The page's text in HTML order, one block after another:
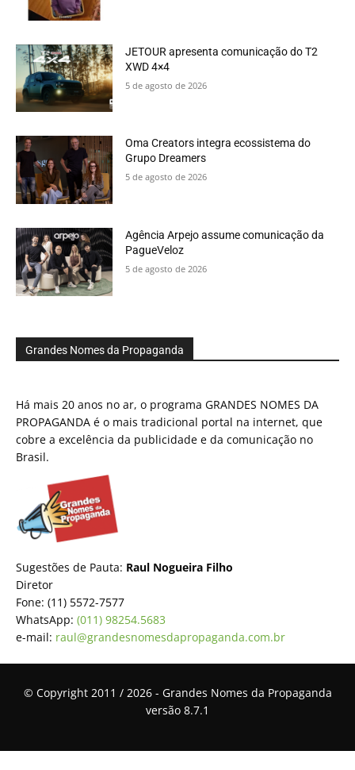
JETOUR apresenta comunicação do T2
XWD 4×4
5 de agosto de 2026
Oma Creators integra ecossistema do
Grupo Dreamers
5 de agosto de 2026
Agência Arpejo assume comunicação da
PagueVeloz
5 de agosto de 2026
Grandes Nomes da Propaganda
Há mais 20 anos no ar, o programa GRANDES NOMES DA
PROPAGANDA é o mais tradicional portal na internet, que
cobre a excelência da publicidade e da comunicação no
Brasil.
Sugestões de Pauta: Raul Nogueira Filho
Diretor
Fone: (11) 5572-7577
WhatsApp: (011) 98254.5683
e-mail: raul@grandesnomesdapropaganda.com.br
© Copyright 2011 / 2026 - Grandes Nomes da Propaganda
versão 8.7.1